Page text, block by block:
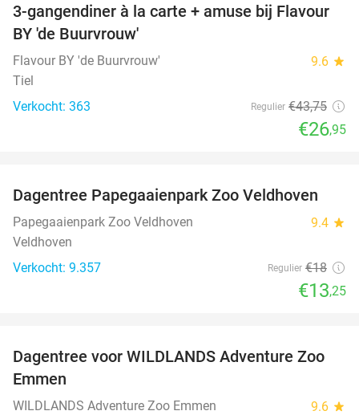
38%
3-gangendiner à la carte + amuse bij Flavour
BY 'de Buurvrouw'
Flavour BY 'de Buurvrouw' 9.6 star
Tiel
Verkocht: 363
Regulier €43,75
€26,95
26%
Dagentree Papegaaienpark Zoo Veldhoven
Papegaaienpark Zoo Veldhoven 9.4 star
Veldhoven
Verkocht: 9.357
Regulier €18
€13,25
24%
Dagentree voor WILDLANDS Adventure Zoo
Emmen
WILDLANDS Adventure Zoo Emmen 9.6 star